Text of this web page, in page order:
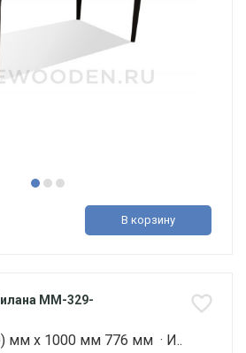
В корзину
ММ-329-
мм х 1000 мм 776 мм · И..